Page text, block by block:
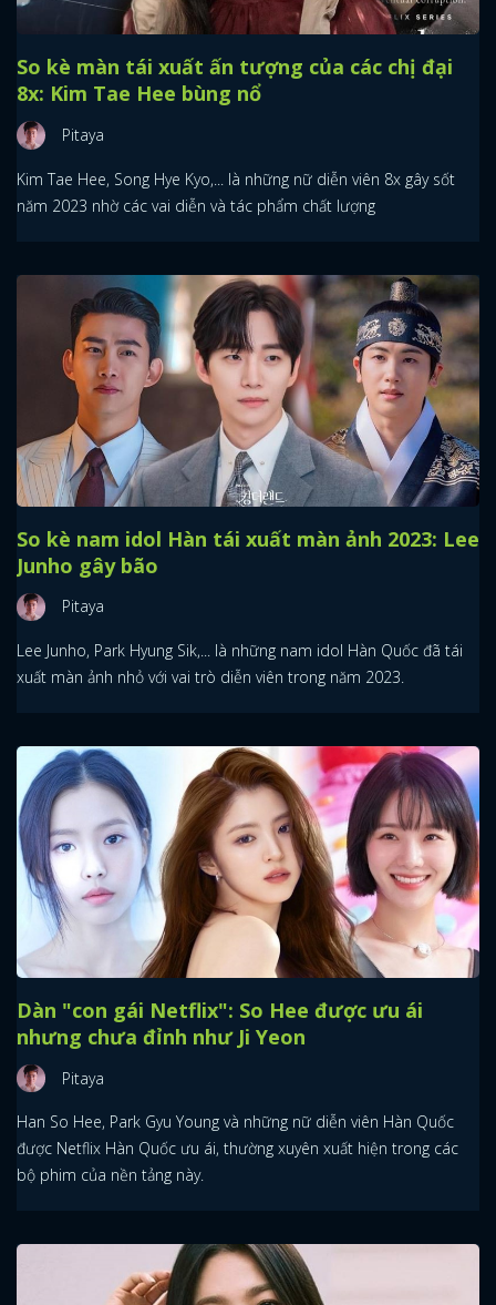
So kè màn tái xuất ấn tượng của các chị đại
8x: Kim Tae Hee bùng nổ
Pitaya
Kim Tae Hee, Song Hye Kyo,... là những nữ diễn viên 8x gây sốt
năm 2023 nhờ các vai diễn và tác phẩm chất lượng
So kè nam idol Hàn tái xuất màn ảnh 2023: Lee
Junho gây bão
Pitaya
Lee Junho, Park Hyung Sik,... là những nam idol Hàn Quốc đã tái
xuất màn ảnh nhỏ với vai trò diễn viên trong năm 2023.
Dàn "con gái Netflix": So Hee được ưu ái
nhưng chưa đỉnh như Ji Yeon
Pitaya
Han So Hee, Park Gyu Young và những nữ diễn viên Hàn Quốc
được Netflix Hàn Quốc ưu ái, thường xuyên xuất hiện trong các
bộ phim của nền tảng này.